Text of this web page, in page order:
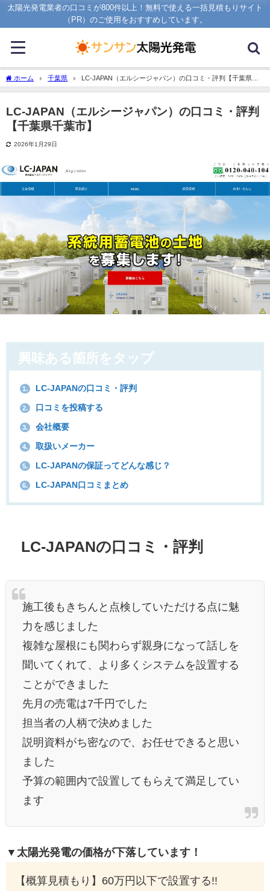
太陽光発電業者の口コミが800件以上！無料で使える一括見積もりサイト
（PR）のご使用をおすすめしています。
ホーム 千葉県
LC-JAPAN（エルシージャパン）の口コミ・評判【千葉県千
葉市】
LC-JAPAN（エルシージャパン）の口コミ・評判
【千葉県千葉市】
2026年1月29日
興味ある箇所をタップ
1. LC-JAPANの口コミ・評判
2. 口コミを投稿する
3. 会社概要
4. 取扱いメーカー
5. LC-JAPANの保証ってどんな感じ？
6. LC-JAPAN口コミまとめ
LC-JAPANの口コミ・評判
施工後もきちんと点検していただける点に魅
力を感じました
複雑な屋根にも関わらず親身になって話しを
聞いてくれて、より多くシステムを設置する
ことができました
先月の売電は7千円でした
担当者の人柄で決めました
説明資料がち密なので、お任せできると思い
ました
予算の範囲内で設置してもらえて満足してい
ます
▼太陽光発電の価格が下落しています！
【概算見積もり】60万円以下で設置する!!